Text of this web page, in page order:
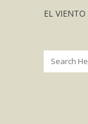
EL VIENTO